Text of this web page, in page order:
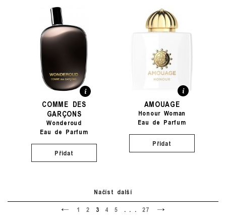
COMME DES
GARÇONS
Wonderoud
Eau de Parfum
Přidat
AMOUAGE
Honour Woman
Eau de Parfum
Přidat
Načíst další
1 2 3 4 5 . . . 27